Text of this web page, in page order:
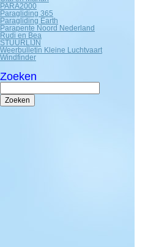
PARA2000
Paragliding 365
Paragliding Earth
Parapente Noord Nederland
Rudi en Bea
STUURLIJN
Weerbulletin Kleine Luchtvaart
Windfinder
Zoeken
Zoeken
naar: